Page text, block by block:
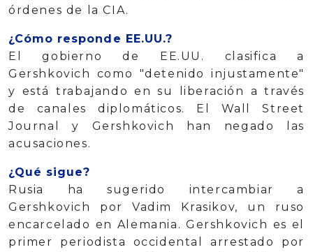
órdenes de la CIA.
¿Cómo responde EE.UU.?
El gobierno de EE.UU. clasifica a
Gershkovich como "detenido injustamente"
y está trabajando en su liberación a través
de canales diplomáticos. El Wall Street
Journal y Gershkovich han negado las
acusaciones.
¿Qué sigue?
Rusia ha sugerido intercambiar a
Gershkovich por Vadim Krasikov, un ruso
encarcelado en Alemania. Gershkovich es el
primer periodista occidental arrestado por